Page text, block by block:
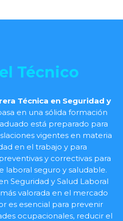
Técnico
Técnica en Seguridad y
en una sólida formación
está preparado para
vigentes en materia
en el trabajo y para
y correctivas para
laboral seguro y saludable.
Seguridad y Salud Laboral
valorada en el mercado
es esencial para prevenir
ocupacionales, reducir el